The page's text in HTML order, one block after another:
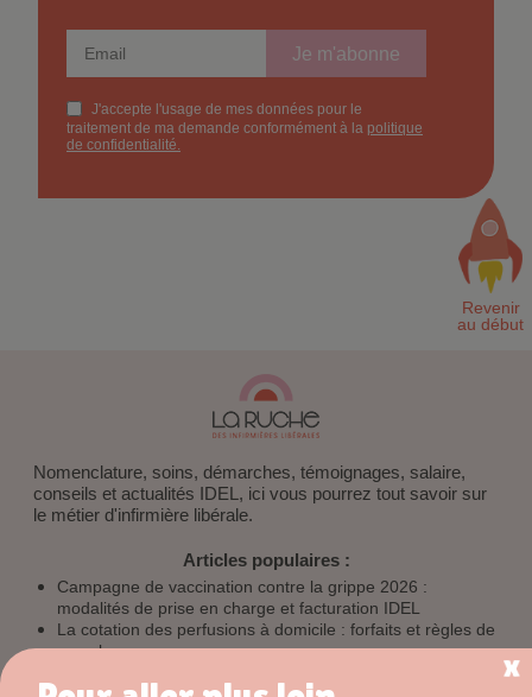
Nomenclature, soins, démarches, témoignages, salaire,
conseils et actualités IDEL, ici vous pourrez tout savoir sur
le métier d'infirmière libérale.
Articles populaires :
Campagne de vaccination contre la grippe 2026 :
modalités de prise en charge et facturation IDEL
La cotation des perfusions à domicile : forfaits et règles de
cumul